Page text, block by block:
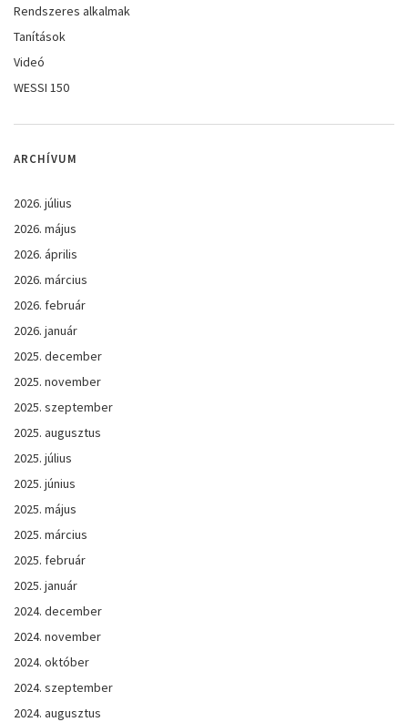
Rendszeres alkalmak
Tanítások
Videó
WESSI 150
ARCHÍVUM
2026. július
2026. május
2026. április
2026. március
2026. február
2026. január
2025. december
2025. november
2025. szeptember
2025. augusztus
2025. július
2025. június
2025. május
2025. március
2025. február
2025. január
2024. december
2024. november
2024. október
2024. szeptember
2024. augusztus